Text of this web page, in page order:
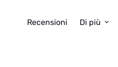
Recensioni Di più